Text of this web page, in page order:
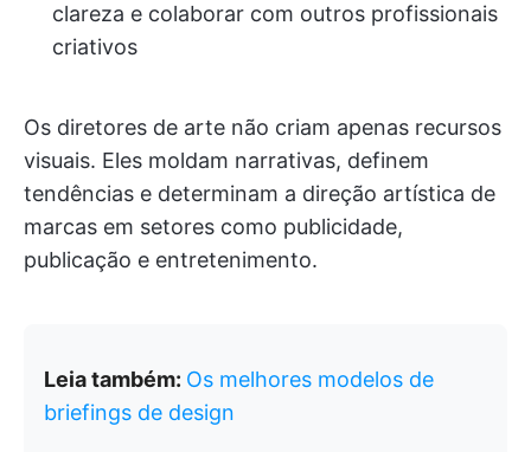
clareza e colaborar com outros profissionais
criativos
Os diretores de arte não criam apenas recursos
visuais. Eles moldam narrativas, definem
tendências e determinam a direção artística de
marcas em setores como publicidade,
publicação e entretenimento.
Leia também: Os melhores modelos de
briefings de design